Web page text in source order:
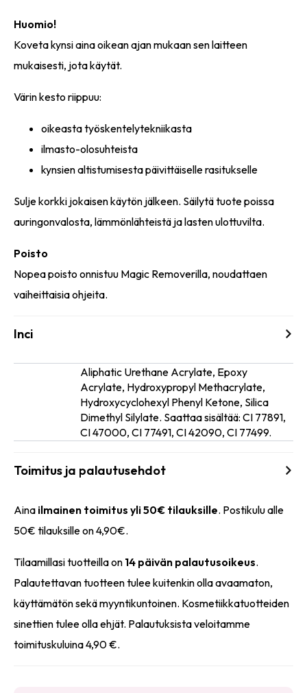
Huomio!
Koveta kynsi aina oikean ajan mukaan sen laitteen
mukaisesti, jota käytät.
Värin kesto riippuu:
oikeasta työskentelytekniikasta
ilmasto-olosuhteista
kynsien altistumisesta päivittäiselle rasitukselle
Sulje korkki jokaisen käytön jälkeen. Säilytä tuote poissa
auringonvalosta, lämmönlähteistä ja lasten ulottuvilta.
Poisto
Nopea poisto onnistuu Magic Removerilla, noudattaen
vaiheittaisia ohjeita.
Inci
Aliphatic Urethane Acrylate, Epoxy
Acrylate, Hydroxypropyl Methacrylate,
Hydroxycyclohexyl Phenyl Ketone, Silica
Dimethyl Silylate. Saattaa sisältää: CI 77891,
CI 47000, CI 77491, CI 42090, CI 77499.
Toimitus ja palautusehdot
Aina ilmainen toimitus yli 50€ tilauksille. Postikulu alle
50€ tilauksille on 4,90€.
Tilaamillasi tuotteilla on 14 päivän palautusoikeus.
Palautettavan tuotteen tulee kuitenkin olla avaamaton,
käyttämätön sekä myyntikuntoinen. Kosmetiikkatuotteiden
sinettien tulee olla ehjät. Palautuksista veloitamme
toimituskuluina 4,90 €.